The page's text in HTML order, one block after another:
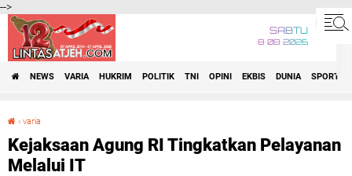
-->
SABTU
8•08•2026
NEWS VARIA HUKRIM POLITIK TNI OPINI EKBIS DUNIA SPORT
› varia
Kejaksaan Agung RI Tingkatkan Pelayanan
Melalui IT